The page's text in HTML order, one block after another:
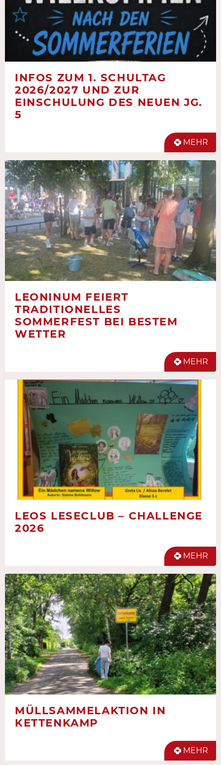
INFOS ZUM 1. SCHULTAG
2026/2027 UND ZUR
EINSCHULUNG DES NEUEN JG.
5
MEHR
LEONINUM FEIERT
TRADITIONELLES
SOMMERFEST BEI BESTEM
WETTER
MEHR
LEOS LESECLUB – CHALLENGE
2026
MEHR
MÜLLSAMMELAKTION IN
KETTENKAMP
MEHR